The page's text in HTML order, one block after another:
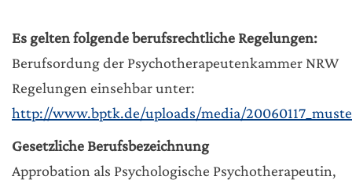
Es gelten folgende berufsrechtliche Regelungen:
Berufsordung der Psychotherapeutenkammer NRW
Regelungen einsehbar unter:
http://www.bptk.de/uploads/media/
Gesetzliche Berufsbezeichnung
Approbation als Psychologische Psychotherapeutin,